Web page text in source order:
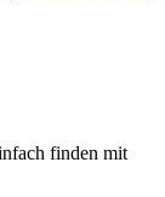
finden mit